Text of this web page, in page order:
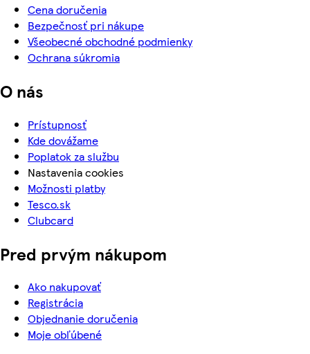
Cena doručenia
Bezpečnosť pri nákupe
Všeobecné obchodné podmienky
Ochrana súkromia
O nás
Prístupnosť
Kde dovážame
Poplatok za službu
Nastavenia cookies
Možnosti platby
Tesco.sk
Clubcard
Pred prvým nákupom
Ako nakupovať
Registrácia
Objednanie doručenia
Moje obľúbené